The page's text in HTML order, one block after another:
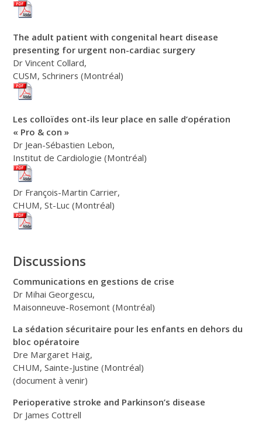
The adult patient with congenital heart disease
presenting for urgent non-cardiac surgery
Dr Vincent Collard,
CUSM, Schriners (Montréal)
Les colloïdes ont-ils leur place en salle d’opération
« Pro & con »
Dr Jean-Sébastien Lebon,
Institut de Cardiologie (Montréal)
Dr François-Martin Carrier,
CHUM, St-Luc (Montréal)
Discussions
Communications en gestions de crise
Dr Mihai Georgescu,
Maisonneuve-Rosemont (Montréal)
La sédation sécuritaire pour les enfants en dehors du
bloc opératoire
Dre Margaret Haig,
CHUM, Sainte-Justine (Montréal)
(document à venir)
Perioperative stroke and Parkinson’s disease
Dr James Cottrell